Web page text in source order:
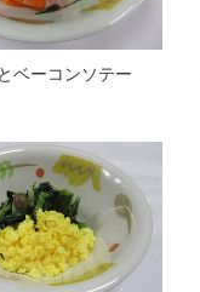
ベーコンソテー